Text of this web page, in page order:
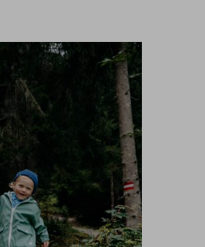
Suchen
DE
EN